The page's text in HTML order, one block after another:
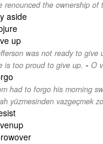
renounced the ownership of
aside
up
was not ready to give
is too proud to give up. - O
had to forgo his morning
yüzmesinden vazgeçmek